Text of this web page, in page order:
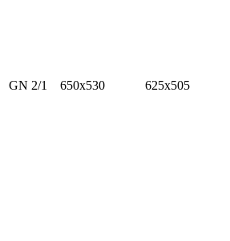
GN 2/1 650x530 625x505